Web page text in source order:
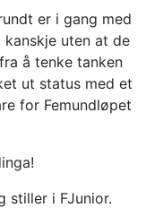
er i gang med
uten at de
å tenke tanken
ut status med et
for Femundløpet
stiller i FJunior.